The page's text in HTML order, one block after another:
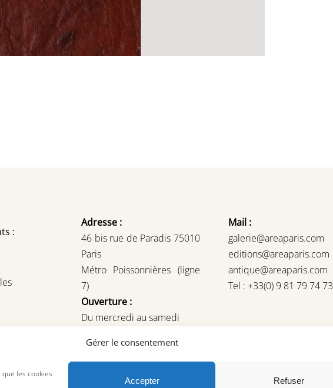
Gérer le consentement
les cookies
Accepter Refuser
:
Adresse :
46 bis rue de Paradis 75010
Paris
Métro Poissonnières (ligne
7)
Ouverture :
Du mercredi au samedi
ou sur rendez-vous
Mail :
galerie@areaparis.com
editions@areaparis.com
antique@areaparis.com
Tel : +33(0) 9 81 79 74 73